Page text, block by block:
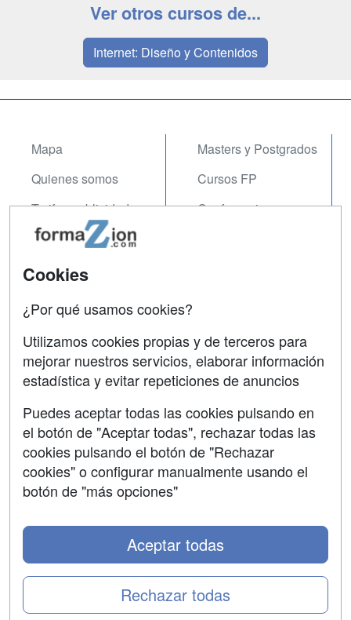
Ver otros cursos de...
Internet: Diseño y Contenidos
Mapa
Quienes somos
Tarifas publicidad
Acceso Usuarios
Acceso Centros
Masters y Postgrados
Cursos FP
Conferencias
Contactar
Confidencialidad
Aviso legal
Copyleft
Cookies
¿Por qué usamos cookies?
Utilizamos cookies propias y de terceros para
mejorar nuestros servicios, elaborar información
estadística y evitar repeticiones de anuncios
Puedes aceptar todas las cookies pulsando en
el botón de "Aceptar todas", rechazar todas las
cookies pulsando el botón de "Rechazar
cookies" o configurar manualmente usando el
botón de "más opciones"
Rechazar todas
Aceptar todas